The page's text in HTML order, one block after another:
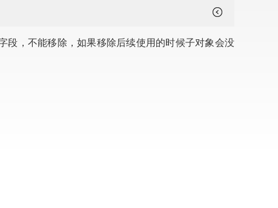
段，不能移除，如果移除后续使用的时候子对象会没